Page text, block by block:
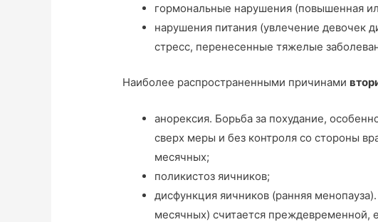
гормональные нарушения (повышенная
нарушения питания (увлечение девочек
стресс, перенесенные тяжелые
Наиболее распространенными причинами
анорексия. Борьба за похудание,
сверх меры и без контроля со стороны
месячных;
поликистоз яичников;
дисфункция яичников (ранняя
месячных) считается